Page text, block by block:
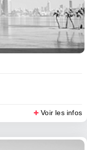
Voir les infos